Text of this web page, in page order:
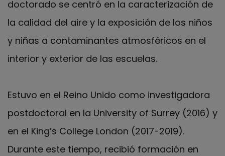
doctorado se centró en la caracterización de
la calidad del aire y la exposición de los niños
y niñas a contaminantes atmosféricos en el
interior y exterior de las escuelas.
Estuvo en el Reino Unido como investigadora
postdoctoral en la University of Surrey (2016) y
en el King’s College London (2017-2019).
Durante este tiempo, recibió formación en